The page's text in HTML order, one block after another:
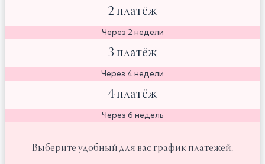
2 платёж
Через 2 недели
3 платёж
Через 4 недели
4 платёж
Через 6 недель
Выберите удобный для вас график платежей.